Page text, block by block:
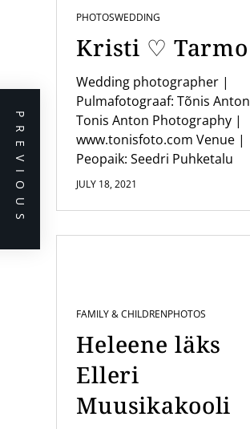
PREVIOUS
PHOTOSWEDDING
Kristi ♡ Tarmo
Wedding photographer |
Pulmafotograaf: Tõnis Anton
Tonis Anton Photography |
www.tonisfoto.com Venue |
Peopaik: Seedri Puhketalu
JULY 18, 2021
FAMILY & CHILDRENPHOTOS
Heleene läks
Elleri
Muusikakooli